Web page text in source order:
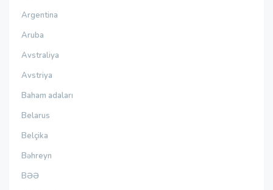
Argentina
Aruba
Avstraliya
Avstriya
Baham adaları
Belarus
Belçika
Bəhreyn
BƏƏ